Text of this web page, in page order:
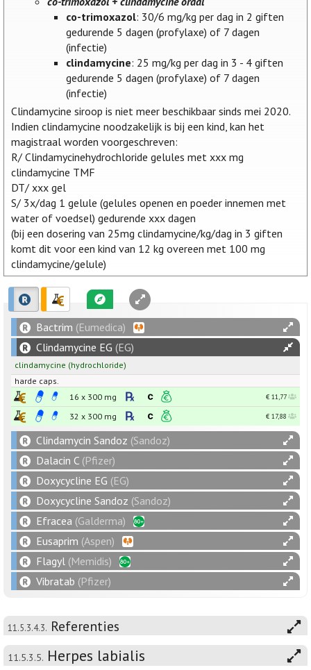
co-trimoxazol: 30/6 mg/kg per dag in 2 giften
gedurende 5 dagen (profylaxe) of 7 dagen
(infectie)
clindamycine: 25 mg/kg per dag in 3 - 4 giften
gedurende 5 dagen (profylaxe) of 7 dagen
(infectie)
Clindamycine siroop is niet meer beschikbaar sinds mei 2020.
Indien clindamycine noodzakelijk is bij een kind, kan het
magistraal worden voorgeschreven:
R/ Clindamycinehydrochloride gelules met xxx mg
clindamycine TMF
DT/ xxx gel
S/ 3x/dag 1 gelule (gelules openen en poeder innemen met
water of voedsel) gedurende xxx dagen
(bij een dosering van 25mg clindamycine/kg/dag in 3 giften
komt dit voor een kind van 12 kg overeen met 100 mg
clindamycine/gelule)
Bactrim (Eumedica)
Clindamycine EG (EG)
clindamycine (hydrochloride)
harde caps.
16 x 300 mg € 11,77
32 x 300 mg € 17,88
Clindamycin Sandoz (Sandoz)
Dalacin C (Pfizer)
Doxycycline EG (EG)
Doxycycline Sandoz (Sandoz)
Efracea (Galderma)
Eusaprim (Aspen)
Flagyl (Memidis)
Vibratab (Pfizer)
11.5.3.4.3. Referenties
11.5.3.5. Herpes labialis